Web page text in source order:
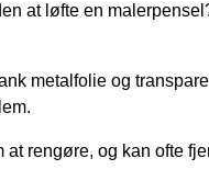
at løfte en
metalfolie og
rengøre, og kan ofte